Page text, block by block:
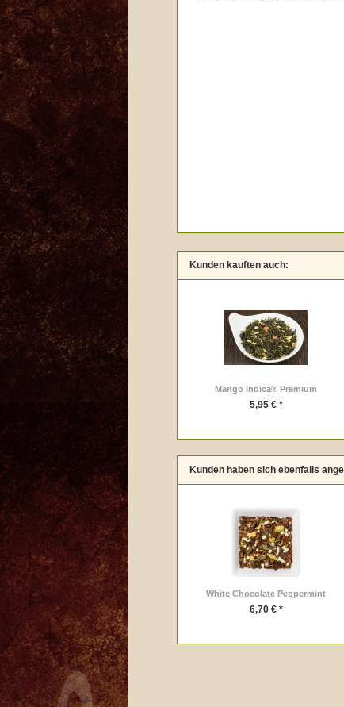
Kunden kauften auch:
Mango Indica® Premium
5,95 € *
Kunden haben sich ebenfalls
White Chocolate Peppermint
6,70 € *